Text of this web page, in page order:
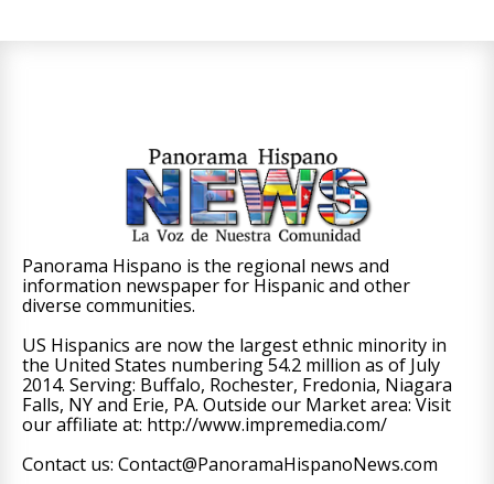
Panorama Hispano is the regional news and
information newspaper for Hispanic and other
diverse communities.
US Hispanics are now the largest ethnic minority in
the United States numbering 54.2 million as of July
2014. Serving: Buffalo, Rochester, Fredonia, Niagara
Falls, NY and Erie, PA. Outside our Market area: Visit
our affiliate at: http://www.impremedia.com/
Contact us: Contact@PanoramaHispanoNews.com